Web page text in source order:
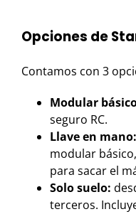
Opciones de
Contamos con 3
Modular
seguro RC.
Llave en mano:
modular
para sacar el
Solo suelo:
terceros.